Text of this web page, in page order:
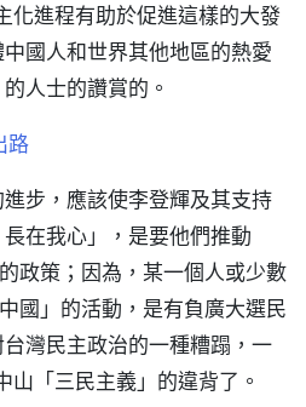
進程有助於促進這樣的大發
國人和世界其他地區的熱愛
人士的讚賞的。
路
步，應該使李登輝及其支持
在我心」，是要他們推動
政策；因為，某一個人或少數
國」的活動，是有負廣大選民
灣民主政治的一種糟蹋，一
「三民主義」的違背了。